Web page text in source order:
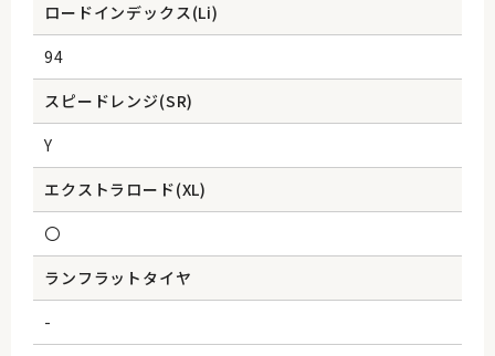
ロードインデックス(Li)
94
スピードレンジ(SR)
Y
エクストラロード(XL)
〇
ランフラットタイヤ
-